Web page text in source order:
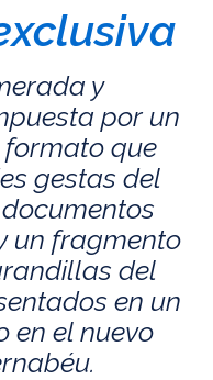
y
por un
que
gestas del
un fragmento
del
en un
en el nuevo